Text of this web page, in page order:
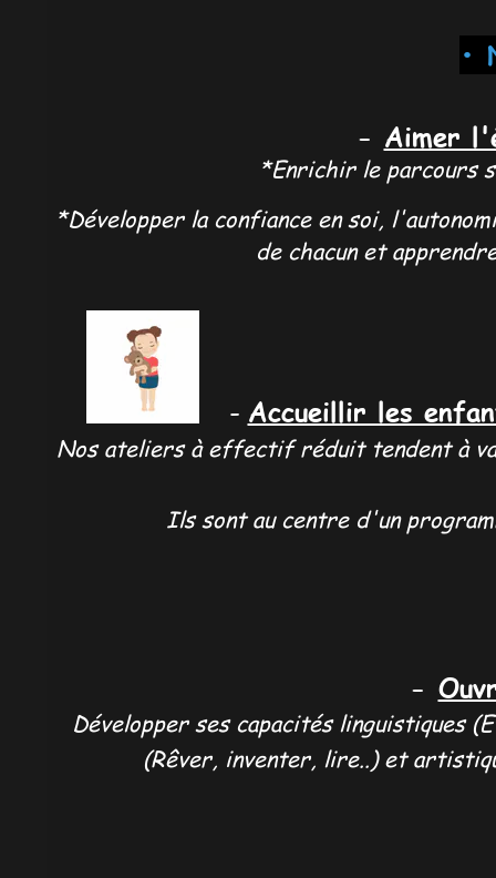
•
- Aimer
*Enrichir le parcours
*Développer la confiance en soi,
de chacun et
- Accueillir les
Nos ateliers à effectif réduit tendent à
Ils sont au centre d'un
-
Développer ses capacités linguistiques
(Rêver, inventer, lire..) et